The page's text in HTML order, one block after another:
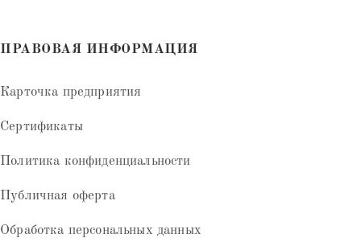
ПРАВОВАЯ ИНФОРМАЦИЯ
Карточка предприятия
Сертификаты
Политика конфиденциальности
Публичная оферта
Обработка персональных данных